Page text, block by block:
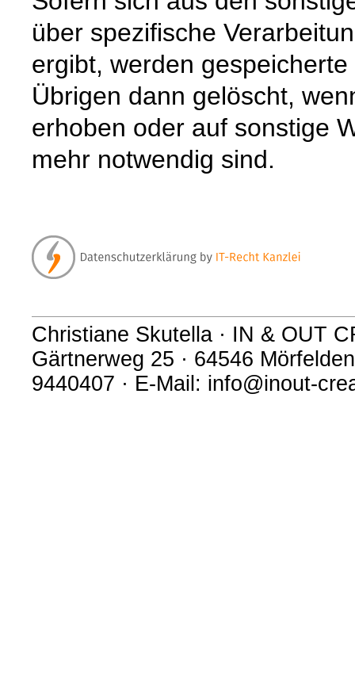
über spezifische
ergibt, werden
Übrigen dann gelöscht,
erhoben oder auf sonstige
mehr notwendig sind.
Christiane Skutella · IN & OUT
Gärtnerweg 25 · 64546
9440407 · E-Mail: info@inout-